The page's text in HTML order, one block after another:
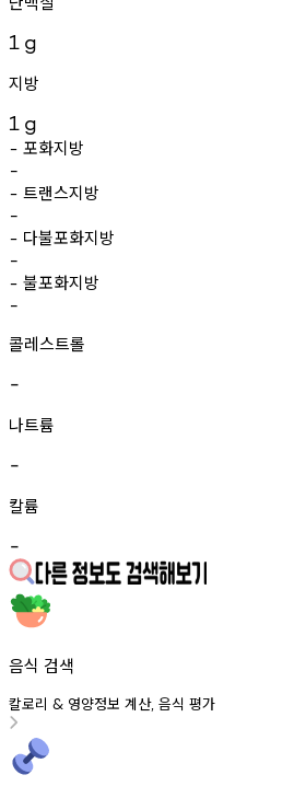
1 g
지방
1 g
- 포화지방
-
- 트랜스지방
-
- 다불포화지방
-
- 불포화지방
-
콜레스트롤
-
나트륨
-
칼륨
-
음식 검색
칼로리 & 영양정보 계산, 음식 평가